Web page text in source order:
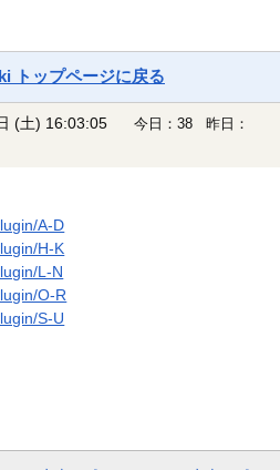
トップページに戻る
(土) 16:03:05
今日：38 昨日：
A-D
H-K
L-N
O-R
S-U